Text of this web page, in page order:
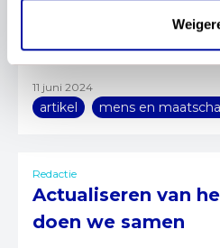
heeft de wereld bepaald niet
Lees verder...
11 juni 2024
artikel mens en
Redactie
Actualiseren van
doen we samen